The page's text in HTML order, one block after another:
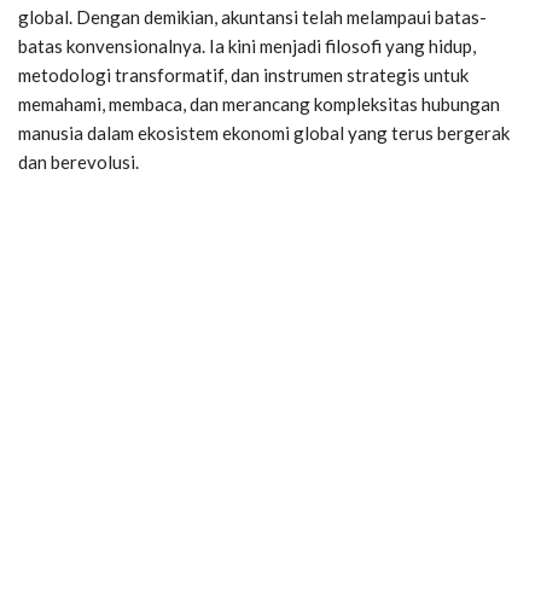
global. Dengan demikian, akuntansi telah melampaui batas-
batas konvensionalnya. Ia kini menjadi filosofi yang hidup,
metodologi transformatif, dan instrumen strategis untuk
memahami, membaca, dan merancang kompleksitas hubungan
manusia dalam ekosistem ekonomi global yang terus bergerak
dan berevolusi.